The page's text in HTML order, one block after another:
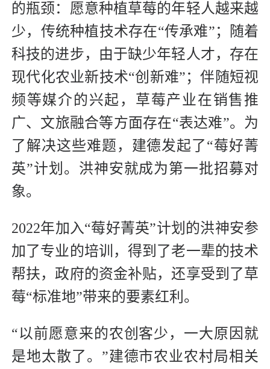
的瓶颈：愿意种植草莓的年轻人越来越
少，传统种植技术存在“传承难”；随着
科技的进步，由于缺少年轻人才，存在
现代化农业新技术“创新难”；伴随短视
频等媒介的兴起，草莓产业在销售推
广、文旅融合等方面存在“表达难”。为
了解决这些难题，建德发起了“莓好菁
英”计划。洪神安就成为第一批招募对
象。
2022年加入“莓好菁英”计划的洪神安参
加了专业的培训，得到了老一辈的技术
帮扶，政府的资金补贴，还享受到了草
莓“标准地”带来的要素红利。
“以前愿意来的农创客少，一大原因就
是地太散了。”建德市农业农村局相关